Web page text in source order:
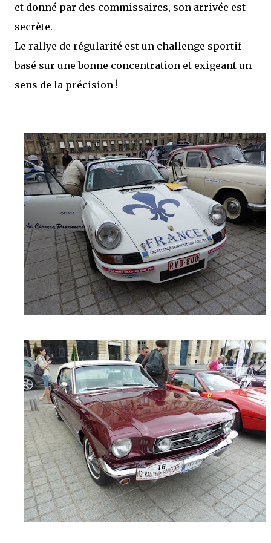
et donné par des commissaires, son arrivée est
secrète.
Le rallye de régularité est un challenge sportif
basé sur une bonne concentration et exigeant un
sens de la précision !